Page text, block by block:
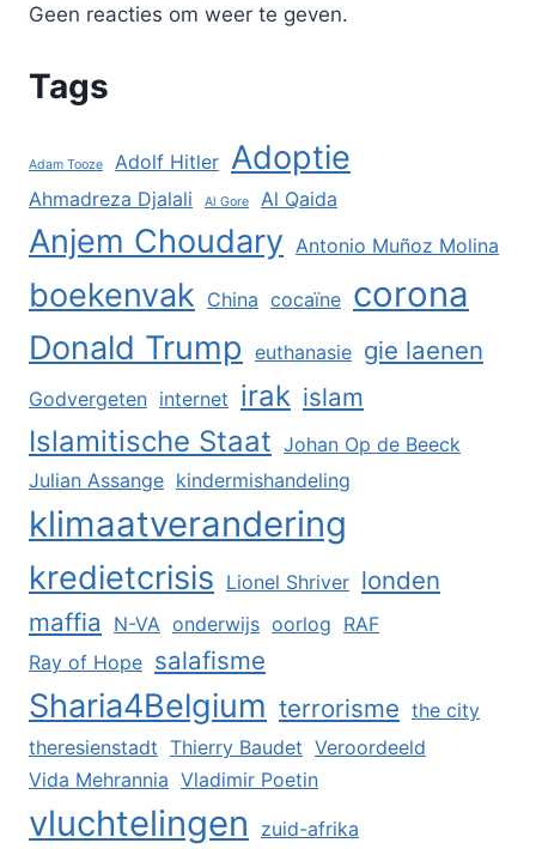
Geen reacties om weer te geven.
Tags
Adam Tooze Adolf Hitler Adoptie
Ahmadreza Djalali Al Gore Al Qaida
Anjem Choudary Antonio Muñoz Molina
boekenvak China cocaïne corona
Donald Trump euthanasie gie laenen
Godvergeten internet irak islam
Islamitische Staat Johan Op de Beeck
Julian Assange kindermishandeling
klimaatverandering
kredietcrisis Lionel Shriver londen
maffia
N-VA onderwijs oorlog RAF
Ray of Hope salafisme
Sharia4Belgium terrorisme the city
theresienstadt Thierry Baudet Veroordeeld
Vida Mehrannia Vladimir Poetin
vluchtelingen zuid-afrika